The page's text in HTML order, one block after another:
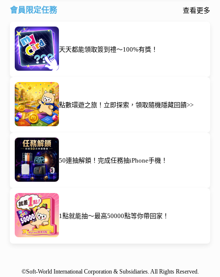
會員限定任務 查看更多
天天都能領取簽到禮～100%有獎！
點數環遊之旅！立即探索，領取隨機隱藏回饋>>
50連抽解鎖！完成任務抽iPhone手機！
1點就能抽～最高50000點等你帶回家！
©Soft-World International Corporation & Subsidiaries. All Rights Reserved.